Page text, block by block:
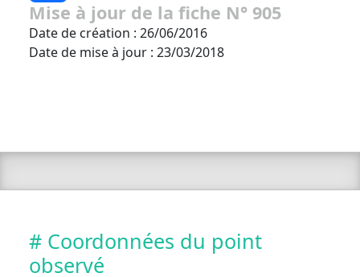
Mise à jour de la fiche N° 905
Date de création : 26/06/2016
Date de mise à jour : 23/03/2018
# Coordonnées du point
observé